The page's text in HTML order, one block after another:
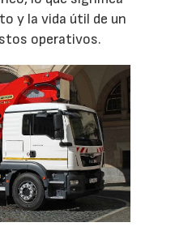
y la vida útil de un
operativos.